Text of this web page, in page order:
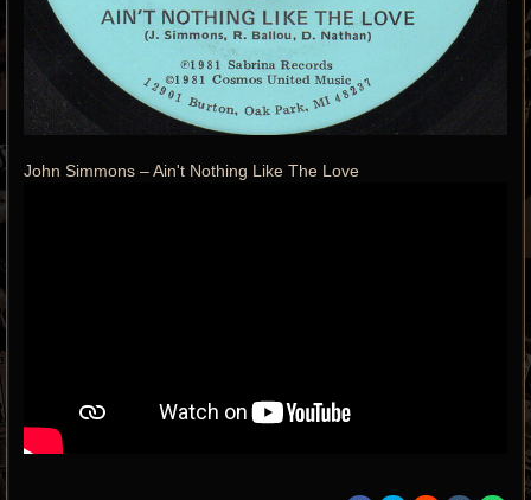
John Simmons ‎– Ain't Nothing Like The Love